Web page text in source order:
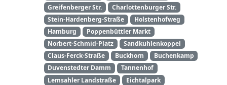
Greifenberger Str.
Charlottenburger Str.
Stein-Hardenberg-Straße
Holstenhofweg
Hamburg
Poppenbüttler Markt
Norbert-Schmid-Platz
Sandkuhlenkoppel
Claus-Ferck-Straße
Buckhorn
Buchenkamp
Duvenstedter Damm
Tannenhof
Lemsahler Landstraße
Eichtalpark